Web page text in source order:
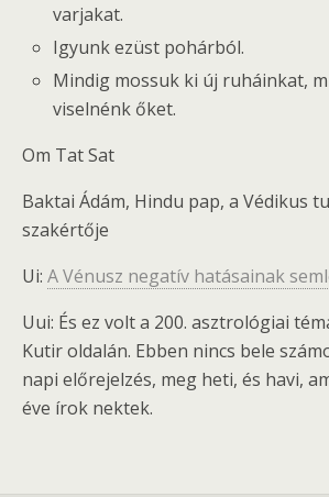
varjakat.
Igyunk ezüst pohárból.
Mindig mossuk ki új ruháinkat,
viselnénk őket.
Om Tat Sat
Baktai Ádám, Hindu pap, a Védikus
szakértője
Ui: A Vénusz negatív hatásainak
Uui: És ez volt a 200. asztrológiai
Kutir oldalán. Ebben nincs bele
napi előrejelzés, meg heti, és havi,
éve írok nektek.